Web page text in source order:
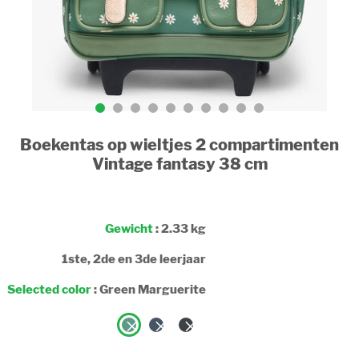
Boekentas op wieltjes 2 compartimenten
Vintage fantasy 38 cm
Gewicht: 2.33 kg
1ste, 2de en 3de leerjaar
Selected color:Green Marguerite